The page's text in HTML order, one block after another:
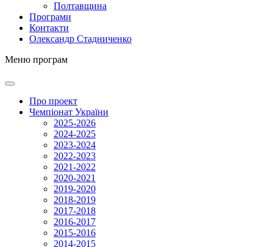
Полтавщина
Програми
Контакти
Олександр Стадниченко
Меню програм
Про проект
Чемпіонат України
2025-2026
2024-2025
2023-2024
2022-2023
2021-2022
2020-2021
2019-2020
2018-2019
2017-2018
2016-2017
2015-2016
2014-2015